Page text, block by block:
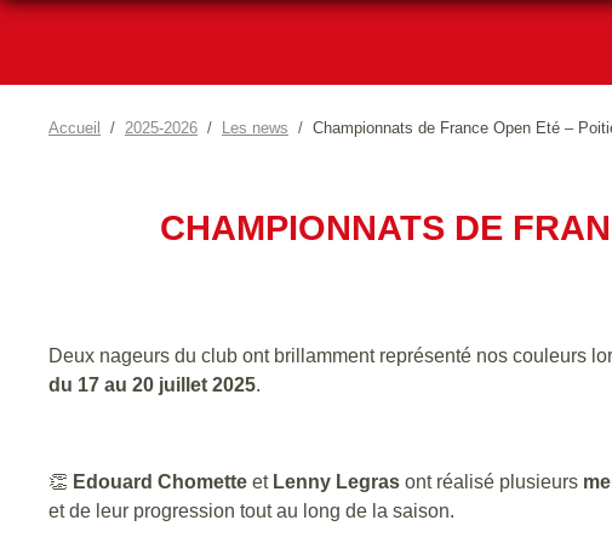
Accueil 2025-2026 Les news Championnats de France Open Eté –
CHAMPIONNATS DE
Deux nageurs du club ont brillamment représenté nos couleurs
du 17 au 20 juillet 2025.
👏 Edouard Chomette et Lenny Legras ont réalisé plusieurs
et de leur progression tout au long de la saison.